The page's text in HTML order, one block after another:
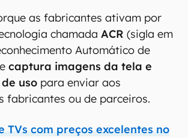
as fabricantes ativam por
chamada ACR (sigla em
Automático de
captura imagens da tela e
uso para enviar aos
fabricantes ou de parceiros.
TVs com preços excelentes no